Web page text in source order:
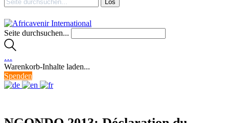
Seite durchsuchen...
…
Warenkorb-Inhalte laden...
Spenden